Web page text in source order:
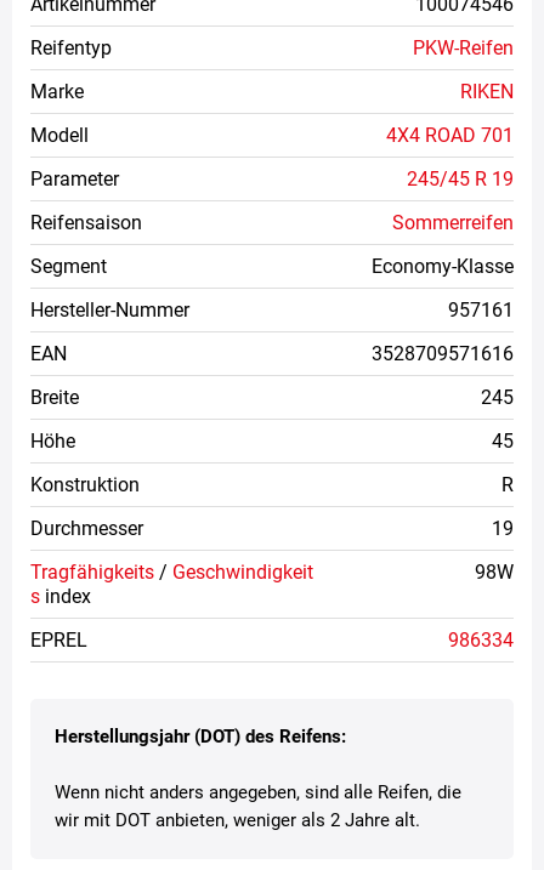
Herstellungsjahr (DOT) des Reifens:
Wenn nicht anders angegeben, sind alle Reifen, die
wir mit DOT anbieten, weniger als 2 Jahre alt.
Reifentyp
PKW-Reifen
Marke
RIKEN
Modell
4X4 ROAD 701
Parameter
245/45 R 19
Reifensaison
Sommerreifen
Segment
Economy-Klasse
Hersteller-Nummer
957161
EAN
3528709571616
Breite
245
Höhe
45
Konstruktion
R
Durchmesser
19
Tragfähigkeits / Geschwindigkeit
s index
98W
EPREL 986334